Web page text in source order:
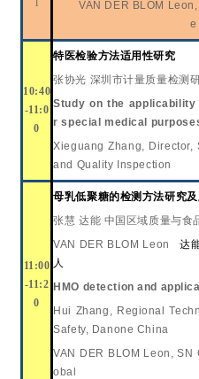
l
VAN DER BLOM Leon
e
10:40
-11:0
0
特医检验方法适用性研究
张协光 深圳市计量质量检测
Study on the
rspecial medical p
Xieguang Zhang, Director,
and Quality Inspection
11:00
-11:2
0
母乳低聚糖的检测方法研究及
张慧 达能 中国 区域质量与食
VAN DER BLOM Leon
达
人
HMO detection and
Hui Zhang, Regional
Safety, Danone China
VAN DER BLOM Leon ,SN
obal